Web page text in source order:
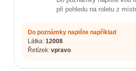
při pohledu na roletu z
Do poznámky napište například
Látka: 12008
Řetízek: vpravo